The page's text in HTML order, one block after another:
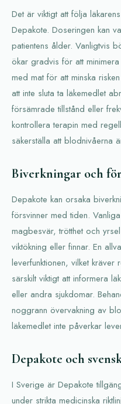
Det är viktigt att följa
Depakote. Doseringen kan
patientens ålder. Vanligtvis
ökar gradvis för att
med mat för att minska
att inte sluta ta läkemedlet
försämrade tillstånd eller
kontrollera terapin med
säkerställa att blodnivåerna
Biverkningar och
Depakote kan orsaka
försvinner med tiden.
magbesvär, trötthet och
viktökning eller finnar. En
leverfunktionen, vilket
särskilt viktigt att informera
eller andra sjukdomar.
noggrann övervakning av
läkemedlet inte påverkar
Depakote och
I Sverige är Depakote
under strikta medicinska